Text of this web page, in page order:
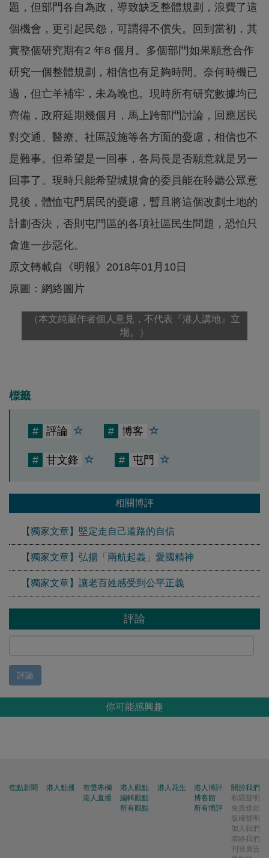
題，但部門各自為政，導致缺乏整體規劃，浪費了這
個機會，更引起民怨，可謂得不償失。回到當初，其
實整個研究期有2 年8 個月。多個部門如果願意合作
研究一個整體規劃，相信也有足夠時間。奈何時機已
過，但亡羊補牢，未為晚也。現時所有研究數據均已
齊備，政府延期幾個月，馬上跨部門討論，回應居民
對交通、醫療、社區設施等各方面的憂慮，相信也不
是難事。但希望是一回事，各局長是否願意就是另一
回事了。現時只能希望城規會的委員能在聆聽公眾意
見後，體恤屯門居民的憂慮，暫且將這個改劃土地的
計劃否決，否則屯門區的各項社區民生問題，恐怕只
會進一步惡化。
原文轉載自《明報》2018年01月10日
原圖：網絡圖片
（本文純屬作者個人意見，不代表『港人講地』立
場。）
標籤
# 評論 # 博客
# 甘文鋒 # 屯門
相關博評
【獨家文章】堅定走自己道路的自信
【獨家文章】弘揚「兩航起義」愛國精神
【獨家文章】讓老百姓感受到公平正義
評論
評論
你可能感興趣
焦點新聞 港人點播
有聲專欄
港人直播
港人觀點
編輯觀點
所有觀點
港人花生
港人博評
博客館
所有博評
關於我們
私隱聲明
免責條款
版權聲明
加入我們
聯絡我們
刊登廣告